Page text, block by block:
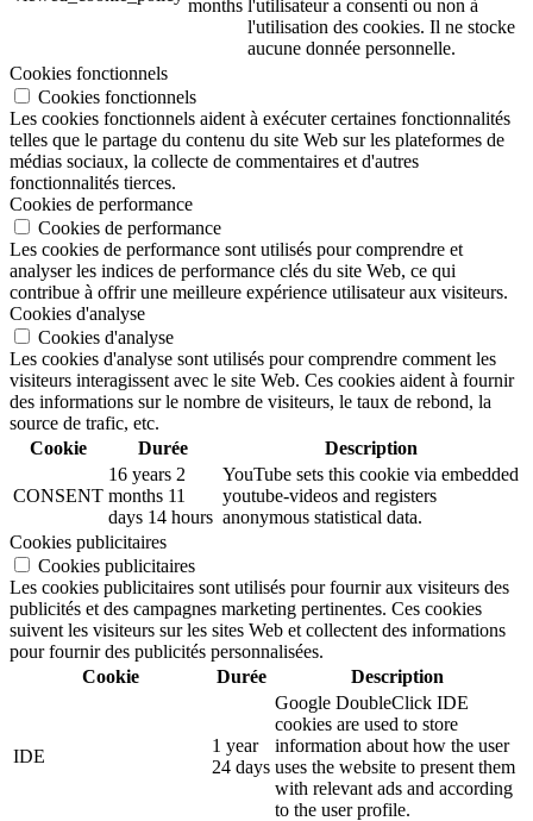
months l'utilisateur a consenti ou non à
l'utilisation des cookies. Il ne stocke
aucune donnée personnelle.
Cookies fonctionnels
Cookies fonctionnels
Les cookies fonctionnels aident à exécuter certaines fonctionnalités
telles que le partage du contenu du site Web sur les plateformes de
médias sociaux, la collecte de commentaires et d'autres
fonctionnalités tierces.
Cookies de performance
Cookies de performance
Les cookies de performance sont utilisés pour comprendre et
analyser les indices de performance clés du site Web, ce qui
contribue à offrir une meilleure expérience utilisateur aux visiteurs.
Cookies d'analyse
Cookies d'analyse
Les cookies d'analyse sont utilisés pour comprendre comment les
visiteurs interagissent avec le site Web. Ces cookies aident à fournir
des informations sur le nombre de visiteurs, le taux de rebond, la
source de trafic, etc.
Cookie
Durée Description
CONSENT
16 years 2
months 11
days 14 hours
YouTube sets this cookie via embedded
youtube-videos and registers
anonymous statistical data.
Cookies publicitaires
Cookies publicitaires
Les cookies publicitaires sont utilisés pour fournir aux visiteurs des
publicités et des campagnes marketing pertinentes. Ces cookies
suivent les visiteurs sur les sites Web et collectent des informations
pour fournir des publicités personnalisées.
Cookie
Durée Description
IDE
1 year
24 days
Google DoubleClick IDE
cookies are used to store
information about how the user
uses the website to present them
with relevant ads and according
to the user profile.